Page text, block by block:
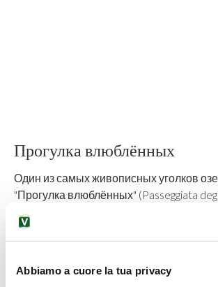
Abbiamo a cuore la tua privacy
Прогулка влюблённых
Один из самых живописных уголков
"Прогулка влюблённых" (Passeggiata
короткий
по
настилу
,
историческим центром Варенны.
перилами красного цвета, увитыми